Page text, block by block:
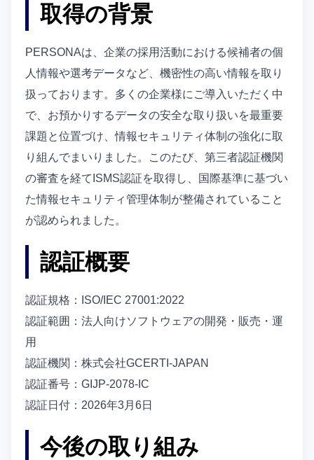
取得の背景
PERSONAは、企業の採用活動における候補者の個
人情報や選考データなど、機密性の高い情報を取り
扱っております。多くの企業様にご導入いただく中
で、お預かりするデータの安全な取り扱いを最重要
課題と位置づけ、情報セキュリティ体制の強化に取
り組んでまいりました。このたび、第三者認証機関
の審査を経てISMS認証を取得し、国際基準に基づい
た情報セキュリティ管理体制が整備されていること
が認められました。
認証概要
認証規格：ISO/IEC 27001:2022
認証範囲：法人向けソフトウェアの開発・販売・運
用
認証機関：株式会社GCERTI-JAPAN
認証番号：GIJP-2078-IC
認証日付：2026年3月6日
今後の取り組み